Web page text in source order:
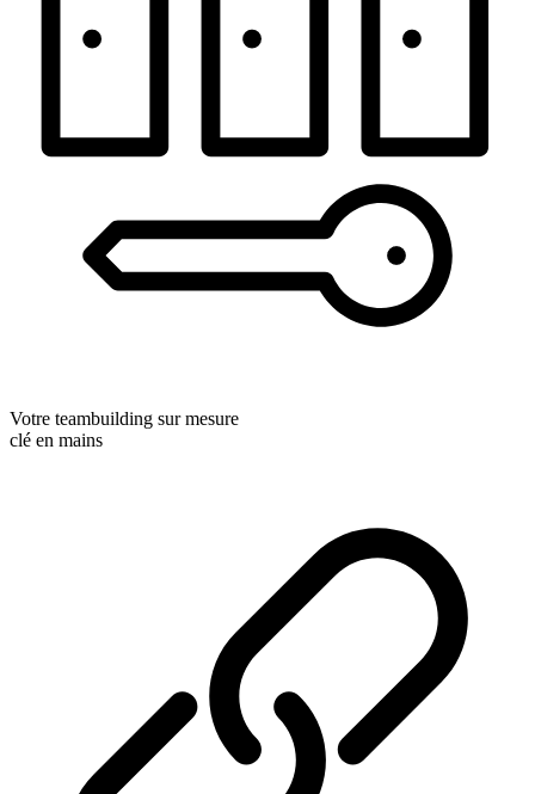
Votre teambuilding sur mesure
clé en mains